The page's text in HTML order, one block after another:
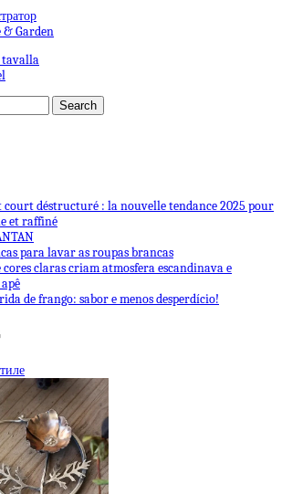
& Garden
court déstructuré : la nouvelle tendance 2025 pour
et raffiné
para lavar as roupas brancas
claras criam atmosfera escandinava e
de frango: sabor e menos desperdício!